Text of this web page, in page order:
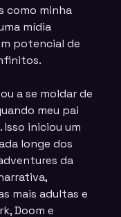
como minha
mídia
potencial de
a se moldar de
meu pai
iniciou um
longe dos
da
mais adultas e
Doom e